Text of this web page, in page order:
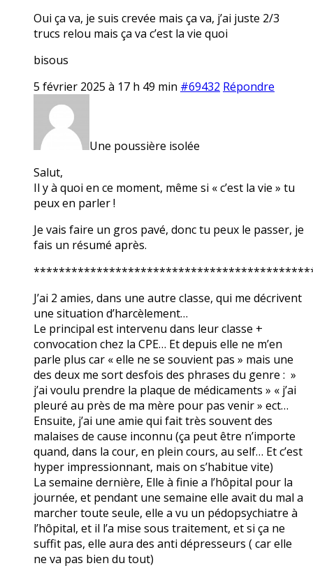
Oui ça va, je suis crevée mais ça va, j’ai juste 2/3
trucs relou mais ça va c’est la vie quoi
bisous
5 février 2025 à 17 h 49 min #69432 Répondre
Une poussière isolée
Salut,
Il y à quoi en ce moment, même si « c’est la vie » tu
peux en parler !
Je vais faire un gros pavé, donc tu peux le passer, je
fais un résumé après.
J’ai 2 amies, dans une autre classe, qui me décrivent
une situation d’harcèlement…
Le principal est intervenu dans leur classe +
convocation chez la CPE… Et depuis elle ne m’en
parle plus car « elle ne se souvient pas » mais une
des deux me sort desfois des phrases du genre : »
j’ai voulu prendre la plaque de médicaments » « j’ai
pleuré au près de ma mère pour pas venir » ect…
Ensuite, j’ai une amie qui fait très souvent des
malaises de cause inconnu (ça peut être n’importe
quand, dans la cour, en plein cours, au self… Et c’est
hyper impressionnant, mais on s’habitue vite)
La semaine dernière, Elle à finie a l’hôpital pour la
journée, et pendant une semaine elle avait du mal a
marcher toute seule, elle a vu un pédopsychiatre à
l’hôpital, et il l’a mise sous traitement, et si ça ne
suffit pas, elle aura des anti dépresseurs ( car elle
ne va pas bien du tout)